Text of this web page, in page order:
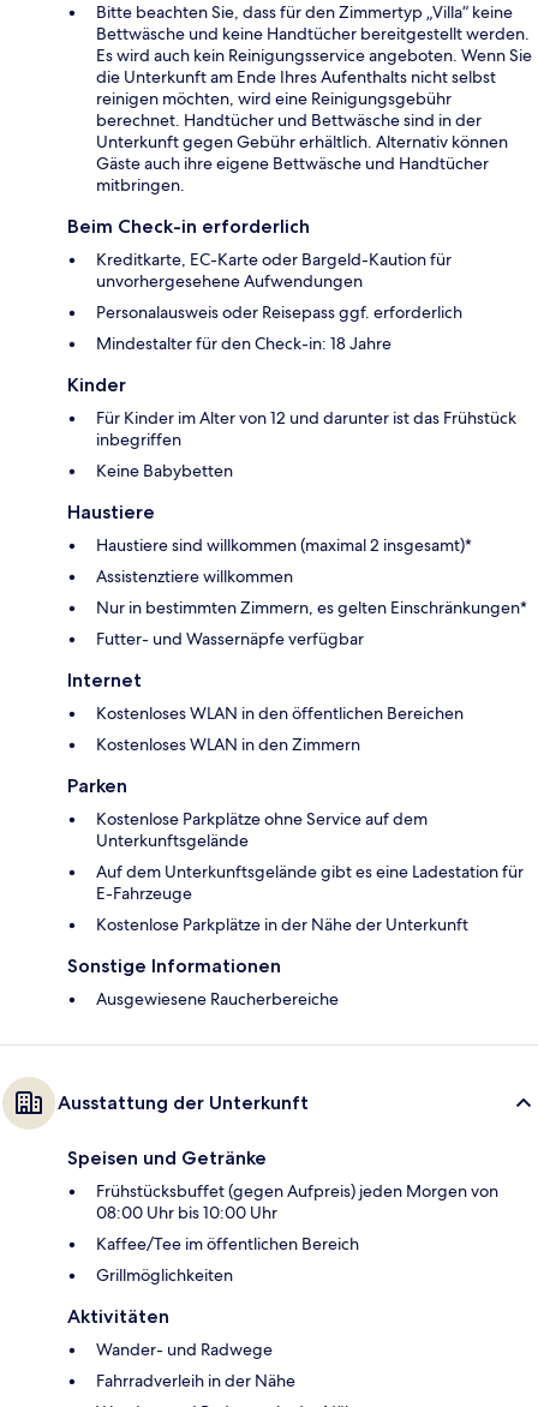
Bitte beachten Sie, dass für den Zimmertyp „Villa“ keine
Bettwäsche und keine Handtücher bereitgestellt werden.
Es wird auch kein Reinigungsservice angeboten. Wenn Sie
die Unterkunft am Ende Ihres Aufenthalts nicht selbst
reinigen möchten, wird eine Reinigungsgebühr
berechnet. Handtücher und Bettwäsche sind in der
Unterkunft gegen Gebühr erhältlich. Alternativ können
Gäste auch ihre eigene Bettwäsche und Handtücher
mitbringen.
Beim Check-in erforderlich
Kreditkarte, EC-Karte oder Bargeld-Kaution für
unvorhergesehene Aufwendungen
Personalausweis oder Reisepass ggf. erforderlich
Mindestalter für den Check-in: 18 Jahre
Kinder
Für Kinder im Alter von 12 und darunter ist das Frühstück
inbegriffen
Keine Babybetten
Haustiere
Haustiere sind willkommen (maximal 2 insgesamt)*
Assistenztiere willkommen
Nur in bestimmten Zimmern, es gelten Einschränkungen*
Futter- und Wassernäpfe verfügbar
Internet
Kostenloses WLAN in den öffentlichen Bereichen
Kostenloses WLAN in den Zimmern
Parken
Kostenlose Parkplätze ohne Service auf dem
Unterkunftsgelände
Auf dem Unterkunftsgelände gibt es eine Ladestation für
E-Fahrzeuge
Kostenlose Parkplätze in der Nähe der Unterkunft
Sonstige Informationen
Ausgewiesene Raucherbereiche
Ausstattung der Unterkunft
Speisen und Getränke
Frühstücksbuffet (gegen Aufpreis) jeden Morgen von
08:00 Uhr bis 10:00 Uhr
Kaffee/Tee im öffentlichen Bereich
Grillmöglichkeiten
Aktivitäten
Wander- und Radwege
Fahrradverleih in der Nähe